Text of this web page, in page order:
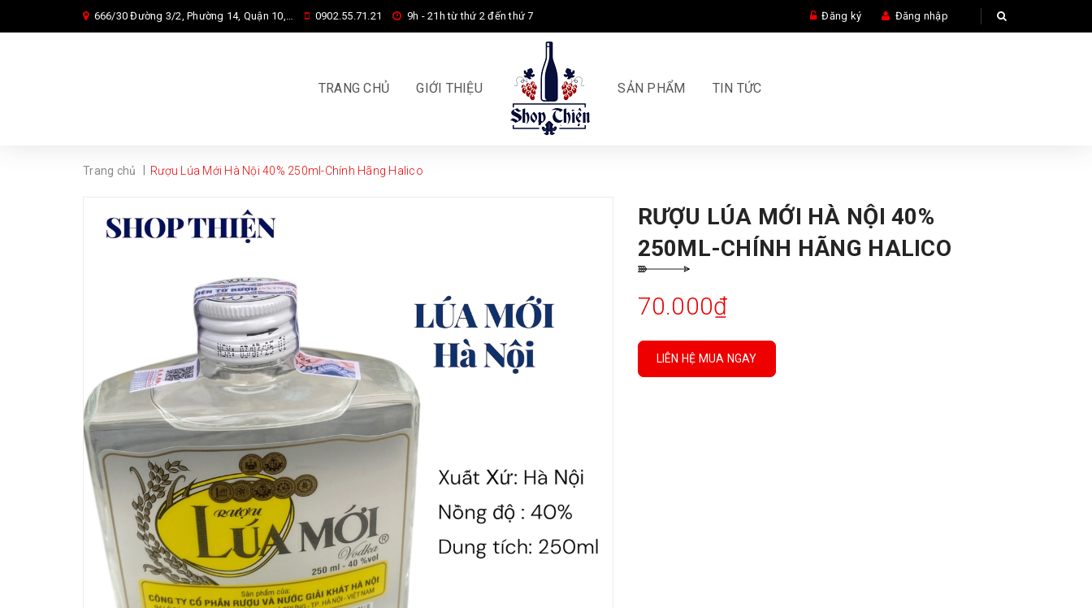
666/30 Đường 3/2, Phường 14, Quận 10, Tp. HCM 0902.55.71.21 9h - 21h từ thứ 2 đến thứ 7 Đăng ký Đăng nhập
TRANG CHỦ GIỚI THIỆU SẢN PHẨM TIN TỨC
Trang chủ Rượu Lúa Mới Hà Nội 40% 250ml-Chính Hãng Halico
RƯỢU LÚA MỚI HÀ NỘI 40%
250ML-CHÍNH HÃNG HALICO
70.000₫
LIÊN HỆ MUA NGAY